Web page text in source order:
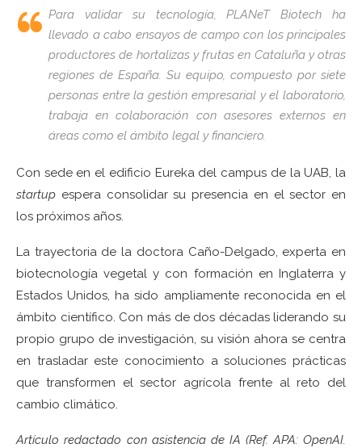
Para validar su tecnología, PLANeT Biotech ha
llevado a cabo ensayos de campo con los principales
productores de hortalizas y frutas en Cataluña y otras
regiones de España. Su equipo, compuesto por siete
personas entre la gestión empresarial y el laboratorio,
trabaja en colaboración con asesores externos en
áreas como el ámbito legal y financiero.
Con sede en el edificio Eureka del campus de la UAB, la
startup espera consolidar su presencia en el sector en
los próximos años.
La trayectoria de la doctora Caño-Delgado, experta en
biotecnología vegetal y con formación en Inglaterra y
Estados Unidos, ha sido ampliamente reconocida en el
ámbito científico. Con más de dos décadas liderando su
propio grupo de investigación, su visión ahora se centra
en trasladar este conocimiento a soluciones prácticas
que transformen el sector agrícola frente al reto del
cambio climático.
Artículo redactado con asistencia de IA (Ref. APA: OpenAI.